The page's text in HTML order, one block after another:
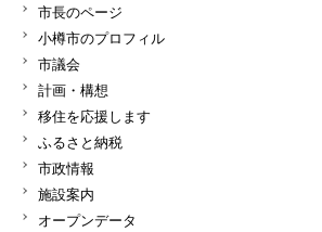
市長のページ
小樽市のプロフィル
市議会
計画・構想
移住を応援します
ふるさと納税
市政情報
施設案内
オープンデータ